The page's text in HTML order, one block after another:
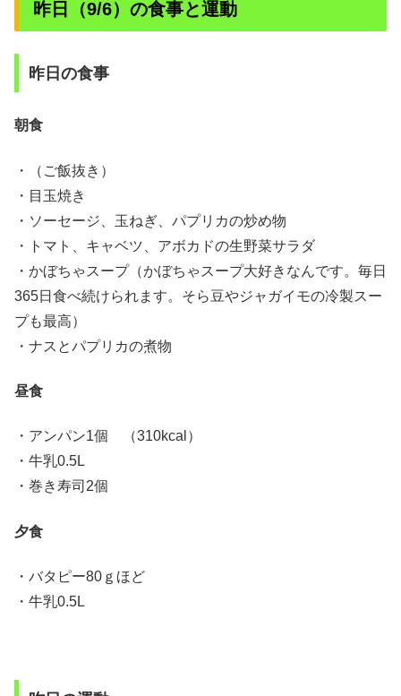
昨日（9/6）の食事と運動
昨日の食事
朝食
・（ご飯抜き）
・目玉焼き
・ソーセージ、玉ねぎ、パプリカの炒め物
・トマト、キャベツ、アボカドの生野菜サラダ
・かぼちゃスープ（かぼちゃスープ大好きなんです。毎日
365日食べ続けられます。そら豆やジャガイモの冷製スー
プも最高）
・ナスとパプリカの煮物
昼食
・アンパン1個 （310kcal）
・牛乳0.5L
・巻き寿司2個
夕食
・バタピー80ｇほど
・牛乳0.5L